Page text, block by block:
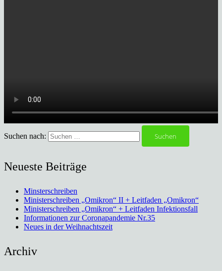
Suchen nach:
Neueste Beiträge
Minsterschreiben
Ministerschreiben „Omikron“ II + Leitfaden „Omikron“
Ministerschreiben „Omikron“ + Leitfaden Infektionsfall
Informationen zur Coronapandemie Nr.35
Neues in der Weihnachtszeit
Archiv